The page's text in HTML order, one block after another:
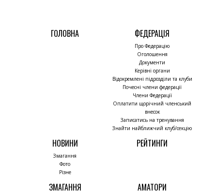
ГОЛОВНА ФЕДЕРАЦІЯ
Про Федерацію
Оголошення
Документи
Керівні органи
Відокремлені підрозділи та клуби
Почесні члени федерації
Члени Федерації
Оплатити щорічний членський
внесок
Записатись на тренування
Знайти найближчий клуб/секцію
НОВИНИ
Змагання
Фото
Різне
РЕЙТИНГИ
ЗМАГАННЯ АМАТОРИ